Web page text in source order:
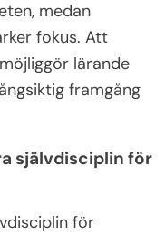
medan
fokus. Att
lärande
framgång
självdisciplin för
för